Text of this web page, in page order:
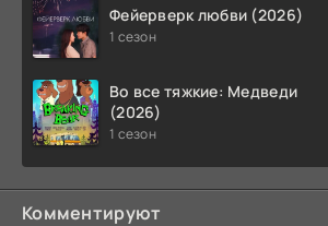
Фейерверк любви (2026)
1 сезон
Во все тяжкие: Медведи
(2026)
1 сезон
Комментируют